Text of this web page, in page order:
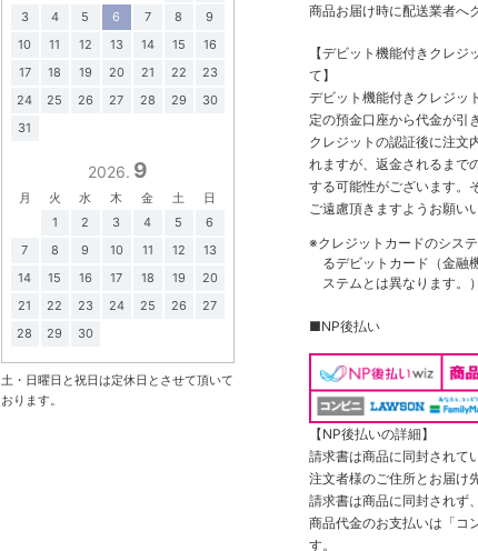
商品お届け時に配送業者へ
【デビット機能付きクレジ
て】
デビット機能付きクレジッ
定の預金口座から代金が引
クレジットの認証後に注文
れますが、返金されるまで
する可能性がございます。
ご遠慮頂きますようお願い
※クレジットカードのシス
るデビットカード（金融
ステムとは異なります。）
■NP後払い
【NP後払いの詳細】
請求書は商品に同封されて
注文者様のご住所とお届け
請求書は商品に同封されず
商品代金のお支払いは「コ
す。
3
4 5 6 7 8
9
10
11 12 13 14 15
16
17
18 19 20 21 22
23
24
25 26 27 28 29
30
31
2026. 9
月 火 水 木 金 土
日
1
2 3 4 5
6
7
8 9 10 11 12
13
14
15 16 17 18 19
20
21
22 23 24 25 26
27
28
29 30
土・日曜日と祝日は定休日とさせて頂いて
おります。